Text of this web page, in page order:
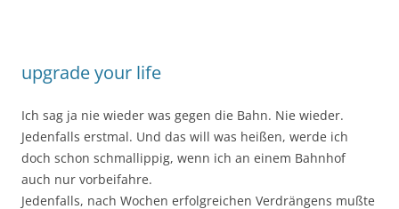
upgrade your life
Ich sag ja nie wieder was gegen die Bahn. Nie wieder.
Jedenfalls erstmal. Und das will was heißen, werde ich
doch schon schmallippig, wenn ich an einem Bahnhof
auch nur vorbeifahre.
Jedenfalls, nach Wochen erfolgreichen Verdrängens mußte